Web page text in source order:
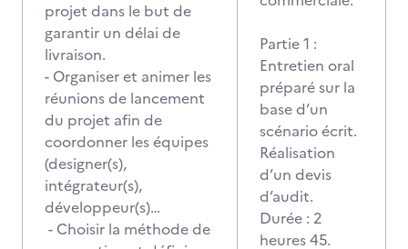
projet dans le but de
garantir un délai de
livraison.
- Organiser et animer les
réunions de lancement
du projet afin de
coordonner les équipes
(designer(s),
intégrateur(s),
développeur(s)…
- Choisir la méthode de
Partie 1 :
Entretien oral
préparé sur la
base d’un
scénario écrit.
Réalisation
d’un devis
d’audit.
Durée : 2
heures 45.